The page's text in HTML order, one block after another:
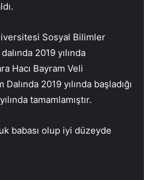
Sosyal Bilimler
2019 yılında
Hacı Bayram Veli
2019 yılında başladığı
tamamlamıştır.
babası olup iyi düzeyde